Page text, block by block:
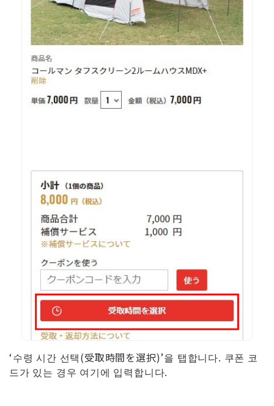
‘수령 시간 선택(受取時間を選択)’을 탭합니다. 쿠폰 코
드가 있는 경우 여기에 입력합니다.